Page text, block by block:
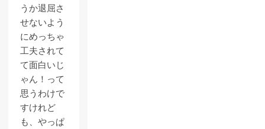
うか退屈さ
せないよう
にめっちゃ
工夫されて
て面白いじ
ゃん！って
思うわけで
すけれど
も、やっぱ